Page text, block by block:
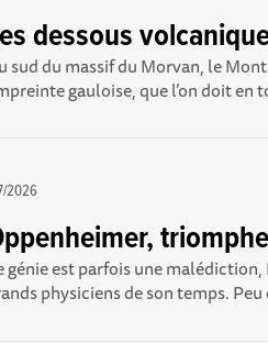
dessous
sud du massif du Morvan, le
gauloise, que l’on doit
2026
génie est parfois une
physiciens de son temps.